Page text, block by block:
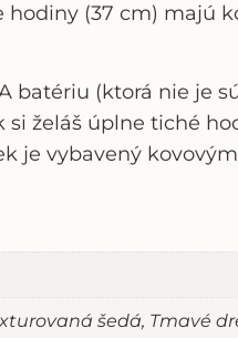
(37 cm) majú
(ktorá nie je
želáš úplne tiché
je vybavený
šedá, Tmavé